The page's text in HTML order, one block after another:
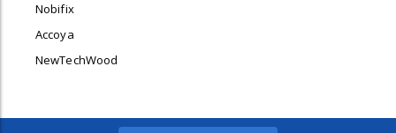
Nobifix
Accoya
NewTechWood